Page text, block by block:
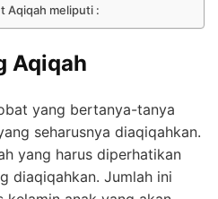
Aqiqah meliputi :
Aqiqah
yang bertanya-tanya
seharusnya diaqiqahkan.
yang harus diperhatikan
diaqiqahkan. Jumlah ini